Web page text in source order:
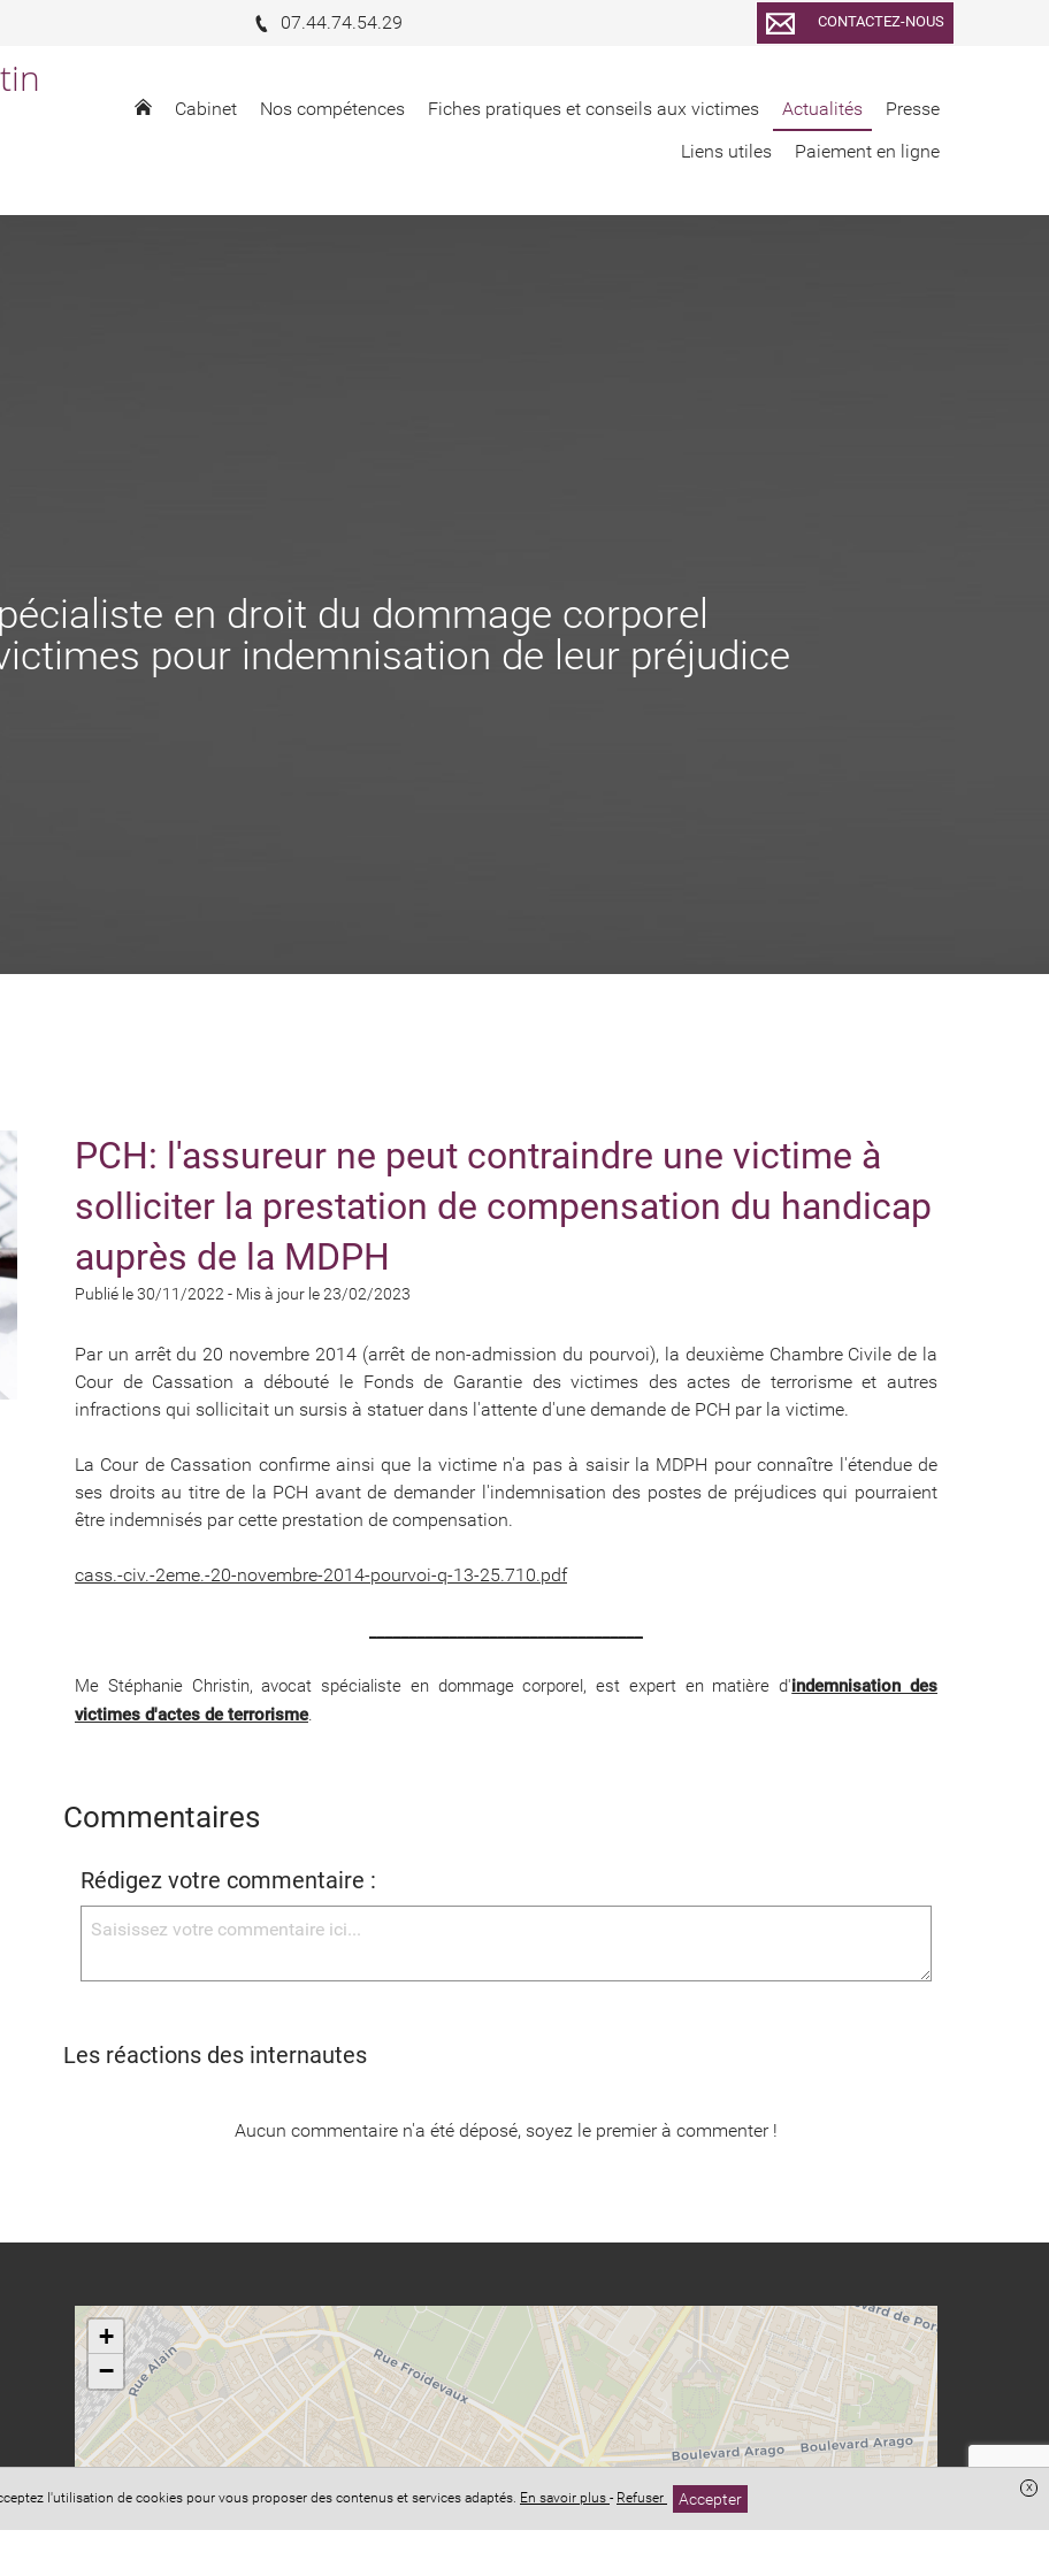
Cabinet Nos compétences Fiches pratiques et conseils aux victimes Actualités
Presse
Liens utiles
Paiement en ligne
07.44.74.54.29 CONTACTEZ-NOUS
en droit du dommage corporel
pour indemnisation de leur préjudice
PCH: l'assureur ne peut contraindre une victime à
solliciter la prestation de compensation du handicap
auprès de la MDPH
Publié le 30/11/2022- Mis à jour le 23/02/2023
Par un arrêt du 20 novembre 2014 (arrêt de non-admission du pourvoi), la deuxième Chambre Civile de la
Cour de Cassation a débouté le Fonds de Garantie des victimes des actes de terrorisme et autres
infractions qui sollicitait un sursis à statuer dans l'attente d'une demande de PCH par la victime.
La Cour de Cassation confirme ainsi que la victime n'a pas à saisir la MDPH pour connaître l'étendue de
ses droits au titre de la PCH avant de demander l'indemnisation des postes de préjudices qui pourraient
être indemnisés par cette prestation de compensation.
cass.-civ.-2eme.-20-novembre-2014-pourvoi-q-13-25.710.pdf
Me Stéphanie Christin,avocat spécialiste en dommage corporel , est expert en matière d'indemnisation des
victimes d'actes de terrorisme.
Commentaires
Rédigez votre commentaire :
Les réactions des internautes
Aucun commentaire n'a été déposé, soyez le premier à commenter !
+
−
l'utilisation de cookies pour vous proposer des contenus et services adaptés. En savoir plus - Refuser Accepter
x